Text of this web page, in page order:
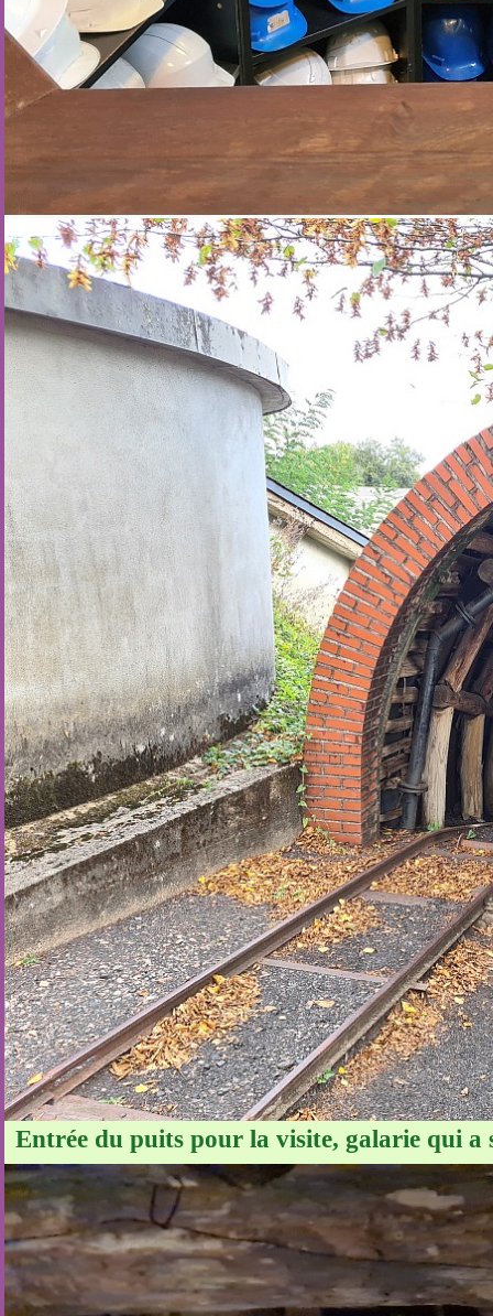
Entrée du puits pour la visite, galarie qui